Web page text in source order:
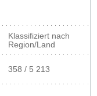
Klassifiziert nach
Region/Land
358 / 5 213